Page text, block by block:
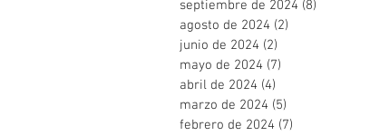
septiembre de 2024 (8)
agosto de 2024 (2)
junio de 2024 (2)
mayo de 2024 (7)
abril de 2024 (4)
marzo de 2024 (5)
febrero de 2024 (7)